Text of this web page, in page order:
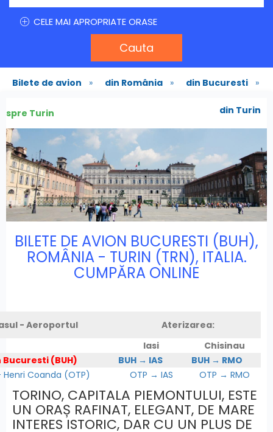
CELE MAI APROPRIATE ORASE
Cauta
Bilete de avion » din România » din Bucuresti »
spre Turin din Turin
BILETE DE AVION BUCURESTI (BUH),
ROMÂNIA - TURIN (TRN), ITALIA.
CUMPĂRA ONLINE
- Aeroportul
Aterizarea:
Iasi
Chisinau
Bucuresti (BUH)
BUH → IAS
BUH → RMO
Coanda (OTP)
OTP → IAS OTP → RMO
TORINO, CAPITALA PIEMONTULUI, ESTE
UN ORAȘ RAFINAT, ELEGANT, DE MARE
INTERES ISTORIC, DAR CU UN PLUS DE